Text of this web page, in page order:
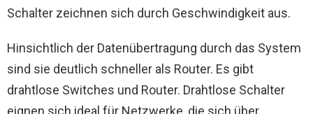
Schalter zeichnen sich durch Geschwindigkeit aus.
Hinsichtlich der Datenübertragung durch das System
sind sie deutlich schneller als Router. Es gibt
drahtlose Switches und Router. Drahtlose Schalter
eignen sich ideal für Netzwerke, die sich über